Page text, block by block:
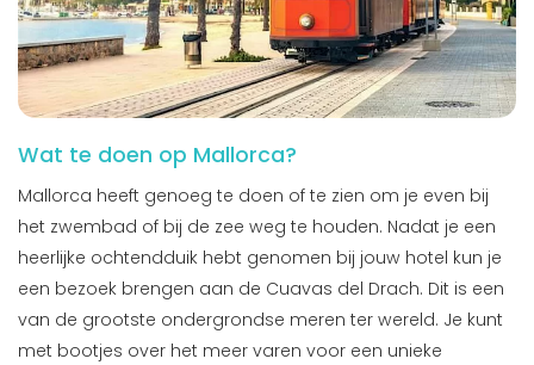
Wat te doen op Mallorca?
Mallorca heeft genoeg te doen of te zien om je even bij
het zwembad of bij de zee weg te houden. Nadat je een
heerlijke ochtendduik hebt genomen bij jouw hotel kun je
een bezoek brengen aan de Cuavas del Drach. Dit is een
van de grootste ondergrondse meren ter wereld. Je kunt
met bootjes over het meer varen voor een unieke